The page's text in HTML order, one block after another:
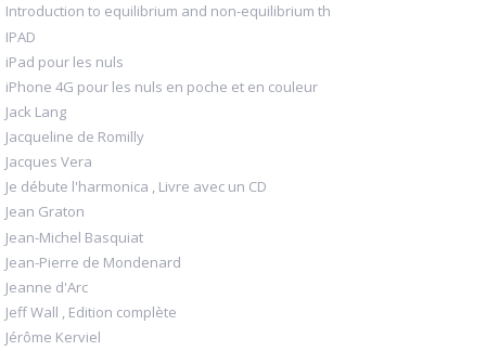
Introduction to equilibrium and non-equilibrium th
IPAD
iPad pour les nuls
iPhone 4G pour les nuls en poche et en couleur
Jack Lang
Jacqueline de Romilly
Jacques Vera
Je débute l'harmonica , Livre avec un CD
Jean Graton
Jean-Michel Basquiat
Jean-Pierre de Mondenard
Jeanne d'Arc
Jeff Wall , Edition complète
Jérôme Kerviel